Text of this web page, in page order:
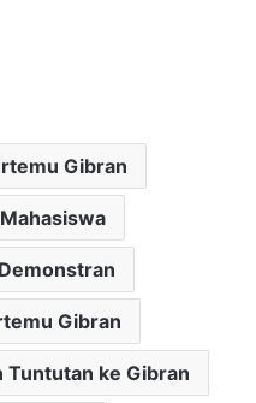
Gibran
Gibran
Tuntutan ke Gibran